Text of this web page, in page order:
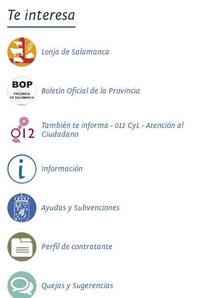
Te interesa
Lonja de Salamanca
Boletín Oficial de la Provincia
También te informa - 012 CyL - Atención al
Ciudadano
Información
Ayudas y Subvenciones
Perfil de contratante
Quejas y Sugerencias